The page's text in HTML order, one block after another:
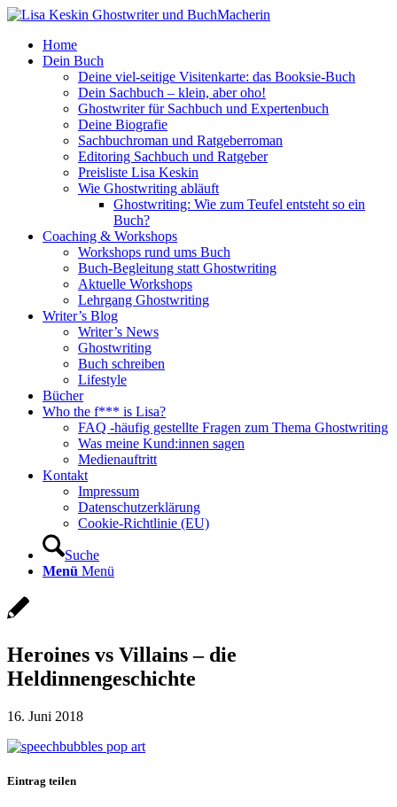
Home
Dein Buch
Deine viel-seitige Visitenkarte: das Booksie-Buch
Dein Sachbuch – klein, aber oho!
Ghostwriter für Sachbuch und Expertenbuch
Deine Biografie
Sachbuchroman und Ratgeberroman
Editoring Sachbuch und Ratgeber
Preisliste Lisa Keskin
Wie Ghostwriting abläuft
Ghostwriting: Wie zum Teufel entsteht so ein
Buch?
Coaching & Workshops
Workshops rund ums Buch
Buch-Begleitung statt Ghostwriting
Aktuelle Workshops
Lehrgang Ghostwriting
Writer’s Blog
Writer’s News
Ghostwriting
Buch schreiben
Lifestyle
Bücher
Who the f*** is Lisa?
FAQ -häufig gestellte Fragen zum Thema Ghostwriting
Was meine Kund:innen sagen
Medienauftritt
Kontakt
Impressum
Datenschutzerklärung
Cookie-Richtlinie (EU)
Suche
Menü Menü
Heroines vs Villains – die
Heldinnengeschichte
16. Juni 2018
Eintrag teilen